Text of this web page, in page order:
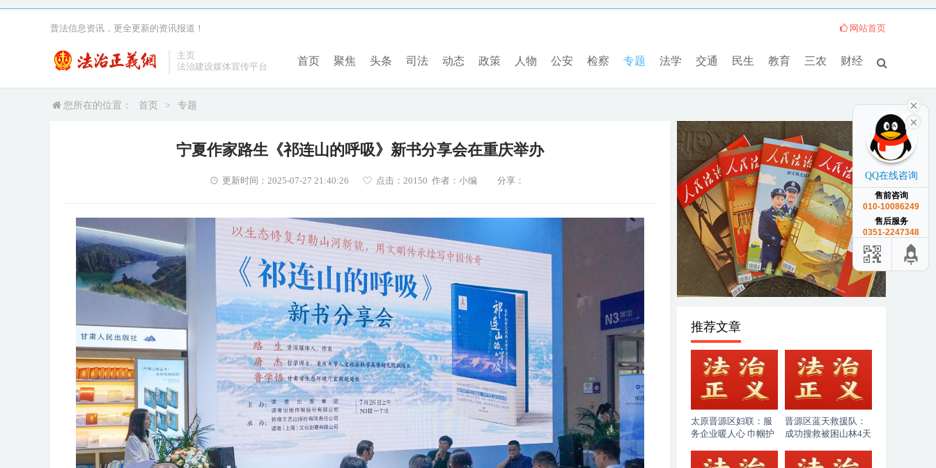
主页
法治建设媒体宣传平台
首页 聚焦 头条 司法 动态 政策 人物 公安 检察 专题 法学 交通 民生 教育 三农 财经
网站首页
普法信息资讯，更全更新的资讯报道！
您所在的位置： 首页 > 专题
宁夏作家路生《祁连山的呼吸》新书分享会在重庆举办
更新时间：2025-07-27 21:40:26 点击： 20150 作者：小编 分享：
推荐文章
太原晋源区妇联：服
务企业暖人心 巾帼护
晋源区蓝天救援队：
成功搜救被困山林4天
QQ在线咨询
售前咨询
010-10086249
售后服务
0351-2247348